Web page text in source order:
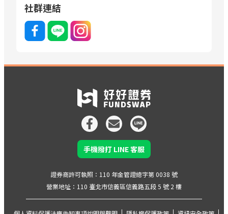
社群連結
手機撥打 LINE 客服
證券商許可執照：110 年金管證總字第 0038 號
營業地址：110 臺北市信義區信義路五段 5 號 2 樓